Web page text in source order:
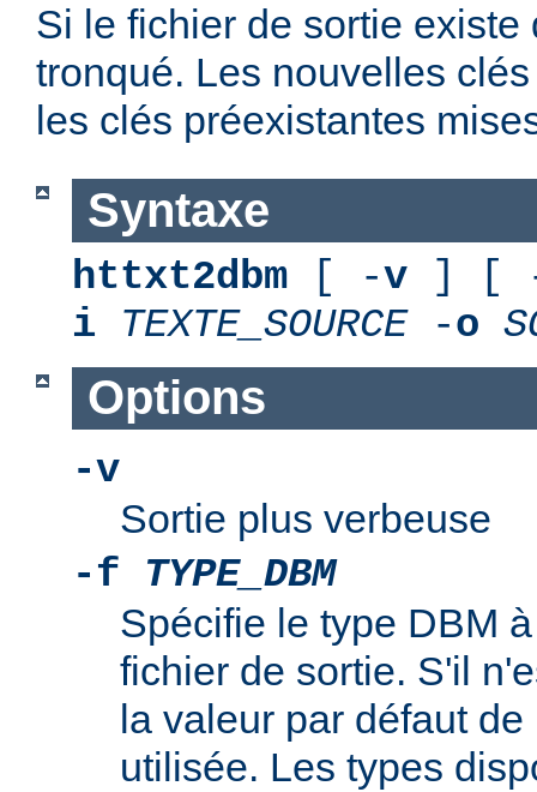
Si le fichier de sortie
tronqué. Les nouvelles
les clés préexistantes
Syntaxe
httxt2dbm [ -v ] [
i
TEXTE_SOURCE-o
Options
-v
Sortie plus verbeuse
-f TYPE_DBM
Spécifie le type DBM
fichier de sortie. S'il
la valeur par défaut de
utilisée. Les types